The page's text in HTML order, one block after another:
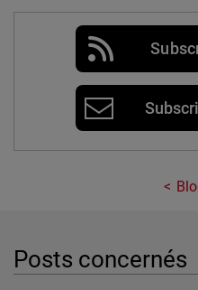
Posts concernés